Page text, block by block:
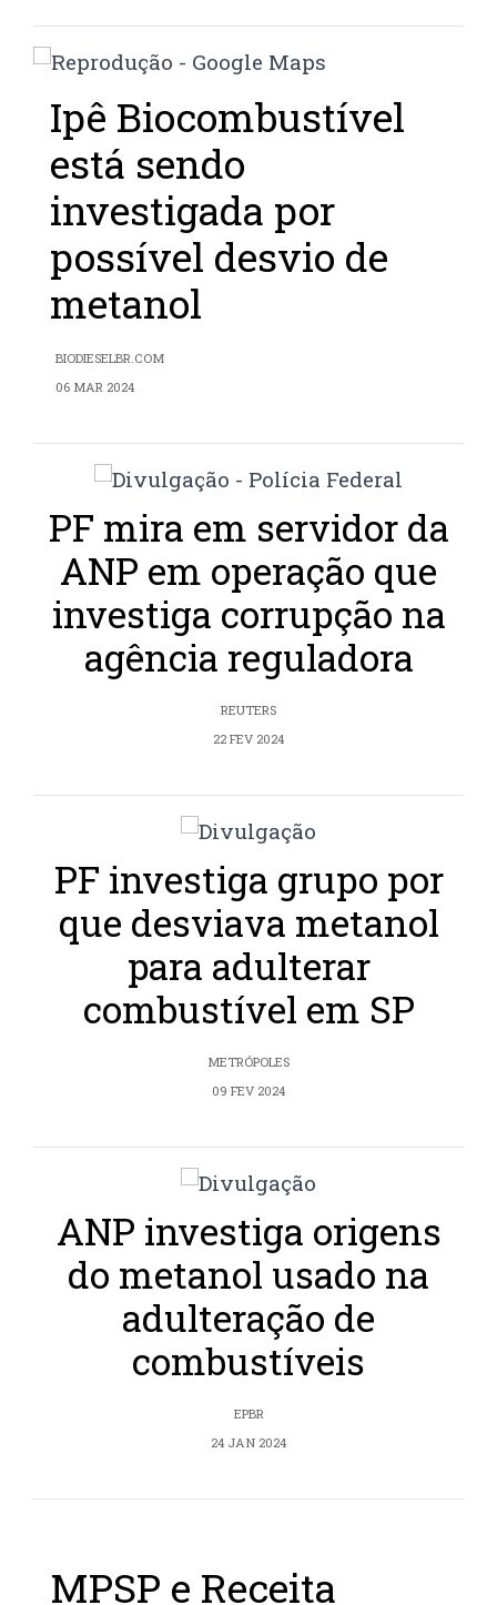
Ipê Biocombustível
está sendo
investigada por
possível desvio de
metanol
BIODIESELBR.COM
06 MAR 2024
PF mira em servidor da
ANP em operação que
investiga corrupção na
agência reguladora
REUTERS
22 FEV 2024
PF investiga grupo por
que desviava metanol
para adulterar
combustível em SP
METRÓPOLES
09 FEV 2024
ANP investiga origens
do metanol usado na
adulteração de
combustíveis
EPBR
24 JAN 2024
MPSP e Receita